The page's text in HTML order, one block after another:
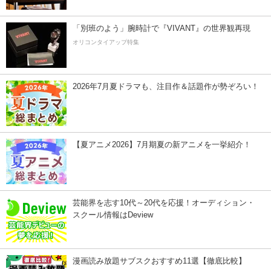
「別班のよう」腕時計で『VIVANT』の世界観再現
オリコンタイアップ特集
2026年7月夏ドラマも、注目作＆話題作が勢ぞろい！
【夏アニメ2026】7月期夏の新アニメを一挙紹介！
芸能界を志す10代～20代を応援！オーディション・
スクール情報はDeview
漫画読み放題サブスクおすすめ11選【徹底比較】